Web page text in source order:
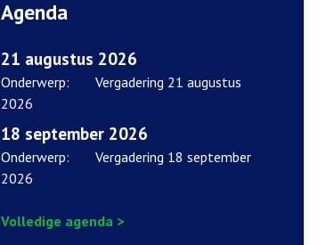
Agenda
21 augustus 2026
Onderwerp:
Vergadering 21 augustus
2026
18 september 2026
Onderwerp:
Vergadering 18 september
2026
Volledige agenda >